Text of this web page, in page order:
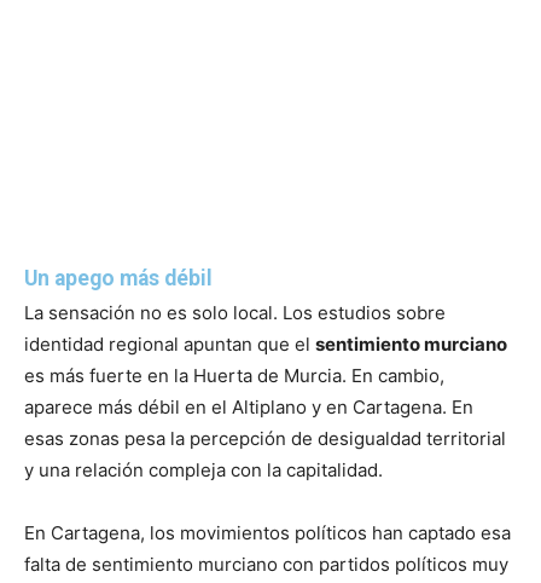
Un apego más débil
La sensación no es solo local. Los estudios sobre
identidad regional apuntan que el sentimiento murciano
es más fuerte en la Huerta de Murcia. En cambio,
aparece más débil en el Altiplano y en Cartagena. En
esas zonas pesa la percepción de desigualdad territorial
y una relación compleja con la capitalidad.
En Cartagena, los movimientos políticos han captado esa
falta de sentimiento murciano con partidos políticos muy